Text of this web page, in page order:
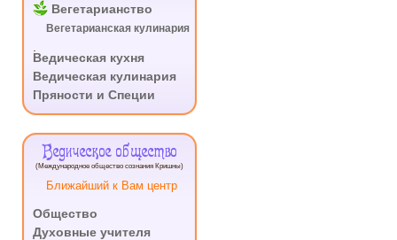
Вегетарианство
Вегетарианская кулинария
Ведическая кухня
Ведическая кулинария
Пряности и Специи
Ведическое общество
(Международное общество сознания Кришны)
Ближайший к Вам центр
Общество
Духовные учителя